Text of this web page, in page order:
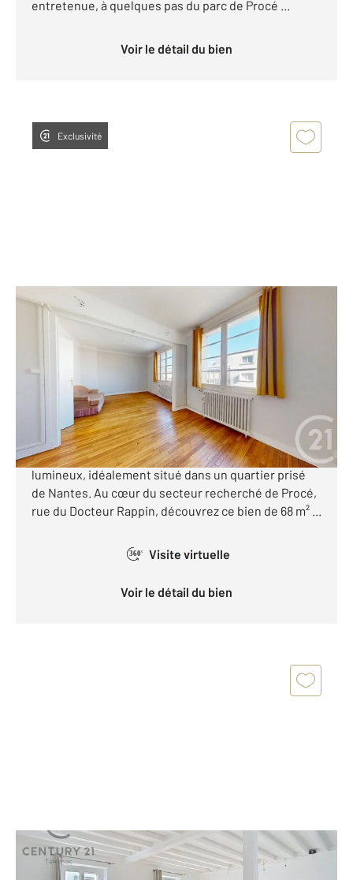
entretenue, à quelques pas du parc de Procé ...
Voir le détail du bien
Exclusivité
NANTES 44
, 3 pièces
Appartement T3 à vendre
185 000 €
NANTES - Procé Century 21 Longchamp vous
propose en exclusivité cet appartement T3 calme et
lumineux, idéalement situé dans un quartier prisé
de Nantes. Au cœur du secteur recherché de Procé,
rue du Docteur Rappin, découvrez ce bien de 68 m² ...
360° Visite virtuelle
Voir le détail du bien
NANTES 44
76 m2, 4 pièces